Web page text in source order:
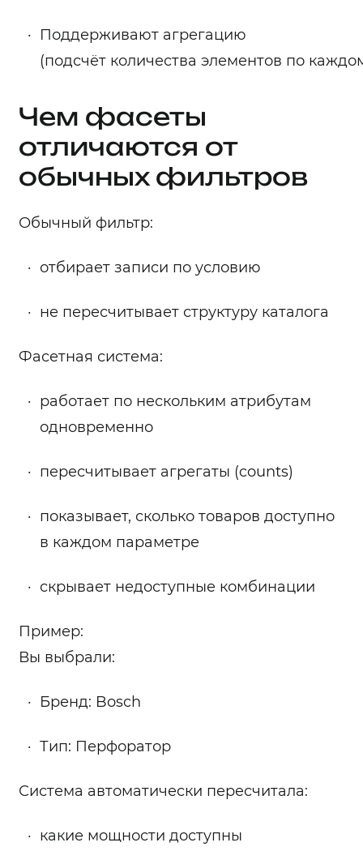
Поддерживают агрегацию
(подсчёт количества элементов по
Чем фасеты
отличаются от
обычных фильтров
Обычный фильтр:
отбирает записи по условию
не пересчитывает структуру каталога
Фасетная система:
работает по нескольким атрибутам
одновременно
пересчитывает агрегаты (counts)
показывает, сколько товаров доступно
в каждом параметре
скрывает недоступные комбинации
Пример:
Вы выбрали:
Бренд: Bosch
Тип: Перфоратор
Система автоматически пересчитала:
какие мощности доступны